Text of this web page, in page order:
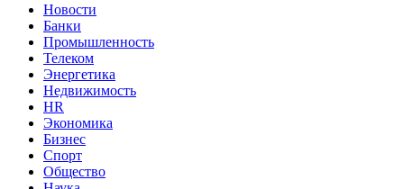
Новости
Банки
Промышленность
Телеком
Энергетика
Недвижимость
HR
Экономика
Бизнес
Спорт
Общество